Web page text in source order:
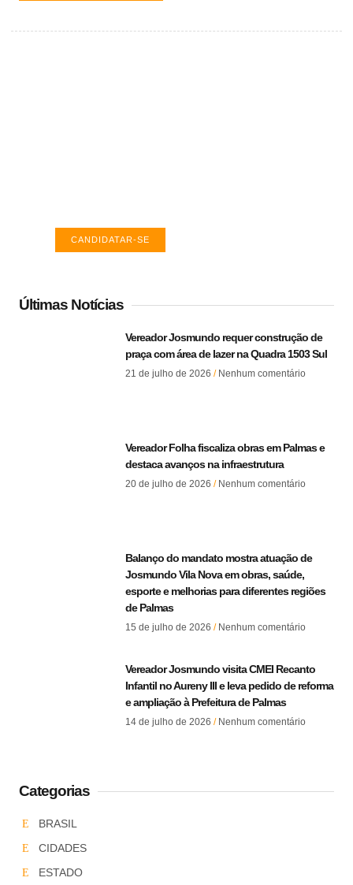
CANDIDATAR-SE
Últimas Notícias
Vereador Josmundo requer construção de
praça com área de lazer na Quadra 1503 Sul
21 de julho de 2026 Nenhum comentário
Vereador Folha fiscaliza obras em Palmas e
destaca avanços na infraestrutura
20 de julho de 2026 Nenhum comentário
Balanço do mandato mostra atuação de
Josmundo Vila Nova em obras, saúde,
esporte e melhorias para diferentes regiões
de Palmas
15 de julho de 2026 Nenhum comentário
Vereador Josmundo visita CMEI Recanto
Infantil no Aureny III e leva pedido de reforma
e ampliação à Prefeitura de Palmas
14 de julho de 2026 Nenhum comentário
Categorias
BRASIL
CIDADES
ESTADO